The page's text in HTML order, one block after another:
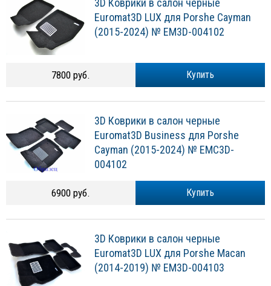
3D Коврики в салон черные
Euromat3D LUX для Porshe Cayman
(2015-2024) № EM3D-004102
Купить
7800 руб.
3D Коврики в салон черные
Euromat3D Business для Porshe
Cayman (2015-2024) № EMC3D-
004102
Купить
6900 руб.
3D Коврики в салон черные
Euromat3D LUX для Porshe Macan
(2014-2019) № EM3D-004103